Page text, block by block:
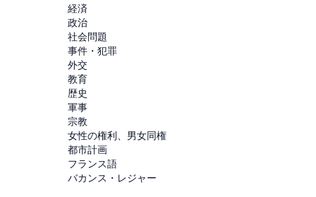
経済
政治
社会問題
事件・犯罪
外交
教育
歴史
軍事
宗教
女性の権利、男女同権
都市計画
フランス語
バカンス・レジャー